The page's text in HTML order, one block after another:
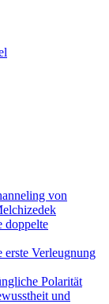
von
doppelte
Verleugnung
Polarität
und